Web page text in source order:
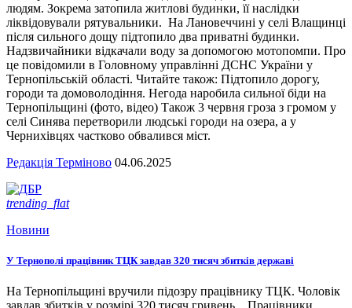
людям. Зокрема затопила житлові будинки, її наслідки
ліквідовували рятувальники. На Лановеччині у селі Влащинці
після сильного дощу підтопило два приватні будинки.
Надзвичайники відкачали воду за допомогою мотопомпи. Про
це повідомили в Головному управлінні ДСНС України у
Тернопільській області. Читайте також: Підтопило дорогу,
городи та домоволодіння. Негода наробила сильної біди на
Тернопільщині (фото, відео) Також 3 червня гроза з громом у
селі Синява перетворили людські городи на озера, а у
Чернихівцях частково обвалився міст.
Редакція Терміново 04.06.2025
trending_flat
Новини
У Тернополі працівник ТЦК завдав 320 тисяч збитків державі
На Тернопільщині вручили підозру працівнику ТЦК. Чоловік
завдав збитків у розмірі 320 тисяч гривень. Працівники